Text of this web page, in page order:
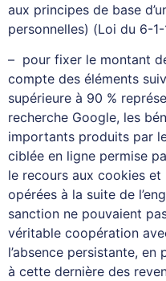
aux principes de base
personnelles) (Loi du 6-
– pour fixer le montant
compte des éléments
supérieure à 90 %
recherche Google, les
importants produits par
ciblée en ligne permise
le recours aux cookies
opérées à la suite de
sanction ne pouvaient
véritable coopération
l’absence persistante,
à cette dernière des